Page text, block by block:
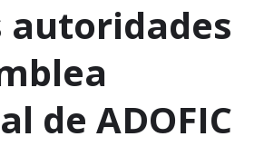
autoridades
de ADOFIC